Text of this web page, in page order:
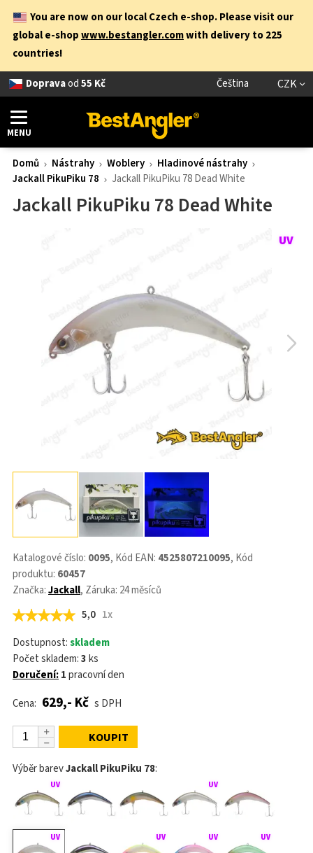
You are now on our local Czech e-shop. Please visit our
global e-shopwww.bestangler.comwith delivery to 225
countries!
Dopravaod55 Kč Čeština CZK
MENU
Domů Nástrahy Woblery
Hladinové nástrahy
Jackall PikuPiku 78
Jackall PikuPiku 78 Dead White
Jackall PikuPiku 78 Dead White
Katalogové číslo: 0095, Kód EAN: 4525807210095, Kód
produktu: 60457
Značka:Jackall, Záruka: 24 měsíců
5,0 1x
Dostupnost:skladem
Počet skladem:3ks
Doručení:1pracovní den
Cena: 629,- Kč s DPH
KOUPIT
Výběr barevJackall PikuPiku 78: